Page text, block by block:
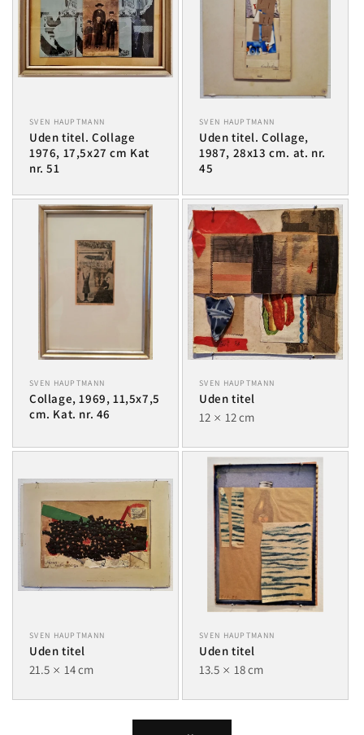
SVEN HAUPTMANN
Uden titel. Collage
1976, 17,5x27 cm Kat
nr. 51
SVEN HAUPTMANN
Uden titel. Collage,
1987, 28x13 cm. at. nr.
45
SVEN HAUPTMANN
Collage, 1969, 11,5x7,5
cm. Kat. nr. 46
SVEN HAUPTMANN
Uden titel
12
12 cm
SVEN HAUPTMANN
Uden titel
21.5
14 cm
SVEN HAUPTMANN
Uden titel
13.5
18 cm